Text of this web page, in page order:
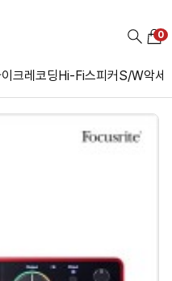
크레코딩Hi-Fi스피커S/W악세
0